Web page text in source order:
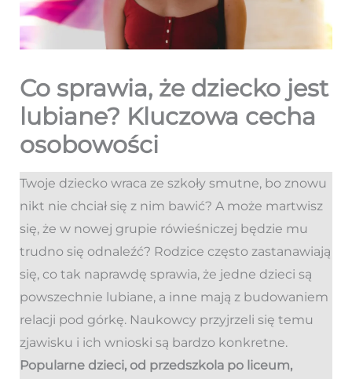
Co sprawia, że dziecko jest
lubiane? Kluczowa cecha
osobowości
Twoje dziecko wraca ze szkoły smutne, bo znowu
nikt nie chciał się z nim bawić? A może martwisz
się, że w nowej grupie rówieśniczej będzie mu
trudno się odnaleźć? Rodzice często zastanawiają
się, co tak naprawdę sprawia, że jedne dzieci są
powszechnie lubiane, a inne mają z budowaniem
relacji pod górkę. Naukowcy przyjrzeli się temu
zjawisku i ich wnioski są bardzo konkretne.
Popularne dzieci, od przedszkola po liceum,